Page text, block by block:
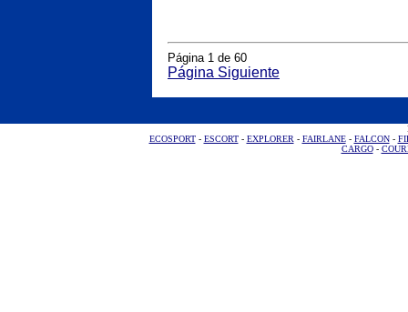
Página 1 de 60
Página Siguiente
ECOSPORT- ESCORT- EXPLORER - FAIRLANE- FALCON-
CARGO-